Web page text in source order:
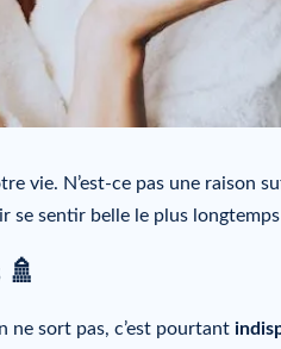
vie. N’est-ce pas une raison
sentir belle le plus
ne sort pas, c’est pourtant